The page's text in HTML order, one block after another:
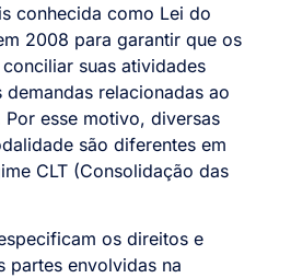
conhecida como Lei do
2008 para garantir que os
suas atividades
relacionadas ao
esse motivo, diversas
são diferentes em
CLT (Consolidação das
os direitos e
partes envolvidas na